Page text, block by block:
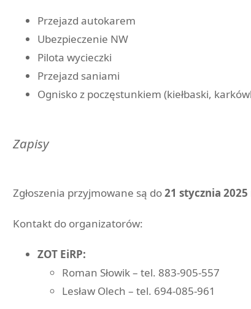
Przejazd autokarem
Ubezpieczenie NW
Pilota wycieczki
Przejazd saniami
Ognisko z poczęstunkiem (kiełbaski,
Zapisy
Zgłoszenia przyjmowane są do21 stycznia
Kontakt do organizatorów:
ZOT EiRP:
Roman Słowik – tel. 883-905-557
Lesław Olech – tel. 694-085-961